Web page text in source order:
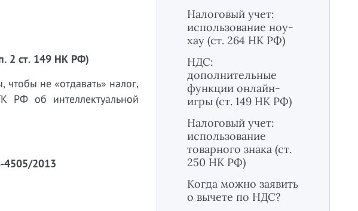
2 ст. 149 НК РФ)
не «отдавать» налог,
РФ об интеллектуальной
4505/2013
Налоговый учет:
использование ноу-
хау (ст. 264 НК РФ)
НДС:
дополнительные
функции онлайн-
игры (ст. 149 НК РФ)
Налоговый учет:
использование
товарного знака (ст.
250 НК РФ)
Когда можно заявить
о вычете по НДС?